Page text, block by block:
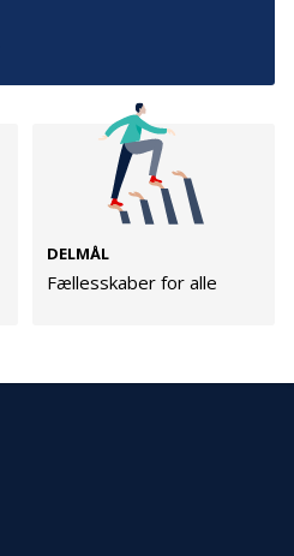
DELMÅL
Fællesskaber for alle